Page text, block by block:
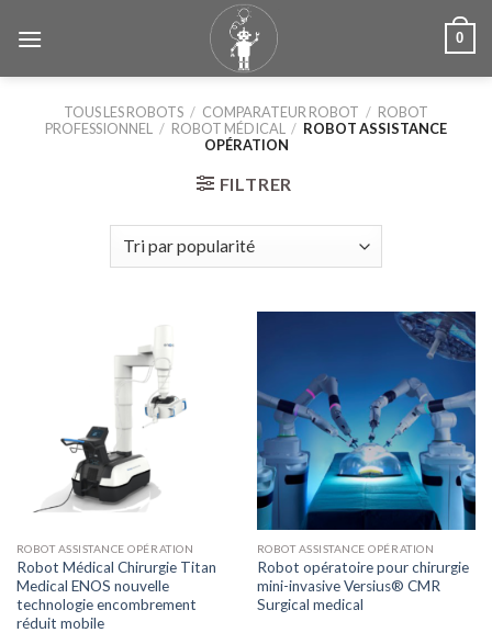
0
TOUS LES ROBOTS / COMPARATEUR ROBOT / ROBOT
PROFESSIONNEL
/ ROBOT MÉDICAL / ROBOT ASSISTANCE
OPÉRATION
FILTRER
ROBOT ASSISTANCE OPÉRATION
Robot Médical Chirurgie Titan
Medical ENOS nouvelle
technologie encombrement
réduit mobile
ROBOT ASSISTANCE OPÉRATION
Robot opératoire pour chirurgie
mini-invasive Versius® CMR
Surgical medical